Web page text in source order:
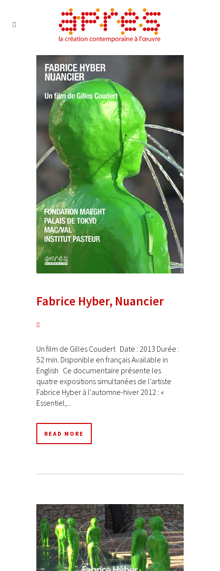
Fabrice Hyber, Nuancier
Un film de Gilles Coudert Date : 2013 Durée :
52 min. Disponible en français Available in
English Ce documentaire présente les
quatre expositions simultanées de l'artiste
Fabrice Hyber à l'automne-hiver 2012 : «
Essentiel,...
READ MORE